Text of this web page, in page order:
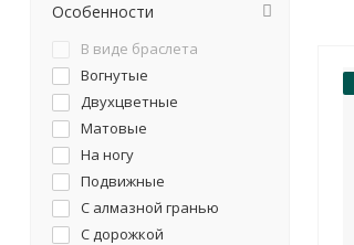
Особенности
В виде браслета
Вогнутые
Двухцветные
Матовые
На ногу
Подвижные
С алмазной гранью
С дорожкой